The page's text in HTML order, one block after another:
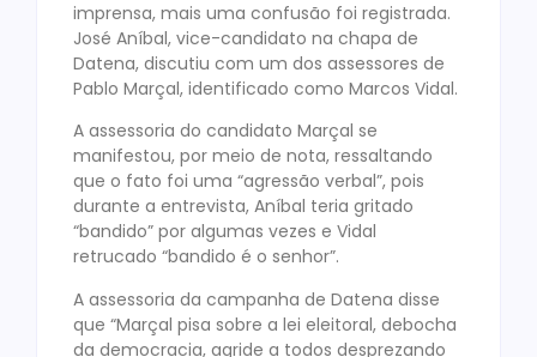
imprensa, mais uma confusão foi registrada.
José Aníbal, vice-candidato na chapa de
Datena, discutiu com um dos assessores de
Pablo Marçal, identificado como Marcos Vidal.
A assessoria do candidato Marçal se
manifestou, por meio de nota, ressaltando
que o fato foi uma “agressão verbal”, pois
durante a entrevista, Aníbal teria gritado
“bandido” por algumas vezes e Vidal
retrucado “bandido é o senhor”.
A assessoria da campanha de Datena disse
que “Marçal pisa sobre a lei eleitoral, debocha
da democracia, agride a todos desprezando